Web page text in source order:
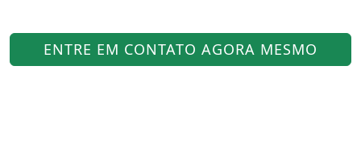
ENTRE EM CONTATO AGORA MESMO